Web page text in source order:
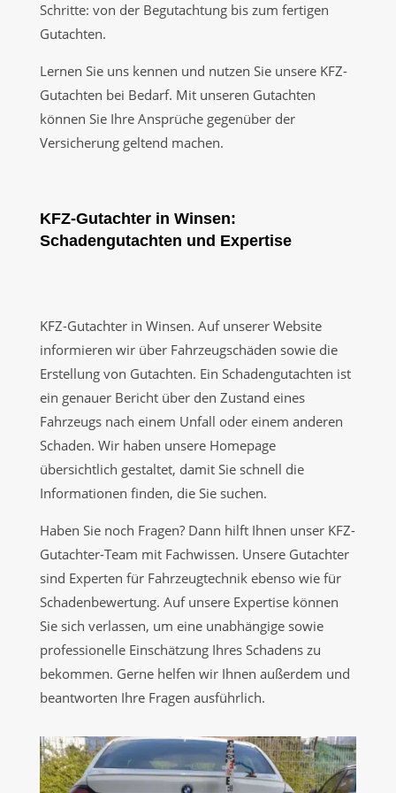
Schritte: von der Begutachtung bis zum fertigen
Gutachten.
Lernen Sie uns kennen und nutzen Sie unsere KFZ-
Gutachten bei Bedarf. Mit unseren Gutachten
können Sie Ihre Ansprüche gegenüber der
Versicherung geltend machen.
KFZ-Gutachter in Winsen:
Schadengutachten und Expertise
KFZ-Gutachter in Winsen. Auf unserer Website
informieren wir über Fahrzeugschäden sowie die
Erstellung von Gutachten. Ein Schadengutachten ist
ein genauer Bericht über den Zustand eines
Fahrzeugs nach einem Unfall oder einem anderen
Schaden. Wir haben unsere Homepage
übersichtlich gestaltet, damit Sie schnell die
Informationen finden, die Sie suchen.
Haben Sie noch Fragen? Dann hilft Ihnen unser KFZ-
Gutachter-Team mit Fachwissen. Unsere Gutachter
sind Experten für Fahrzeugtechnik ebenso wie für
Schadenbewertung. Auf unsere Expertise können
Sie sich verlassen, um eine unabhängige sowie
professionelle Einschätzung Ihres Schadens zu
bekommen. Gerne helfen wir Ihnen außerdem und
beantworten Ihre Fragen ausführlich.